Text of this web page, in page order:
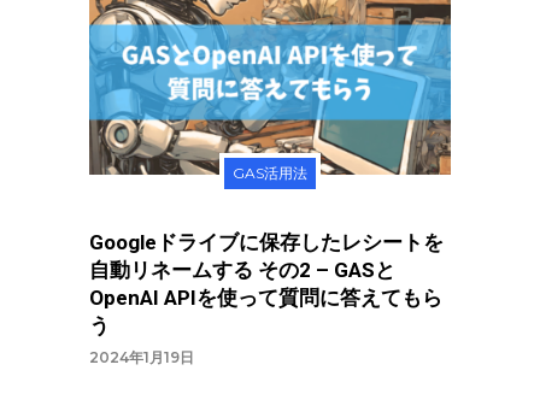
GAS活用法
Googleドライブに保存したレシートを
自動リネームする その2 – GASと
OpenAI APIを使って質問に答えてもら
う
2024年1月19日